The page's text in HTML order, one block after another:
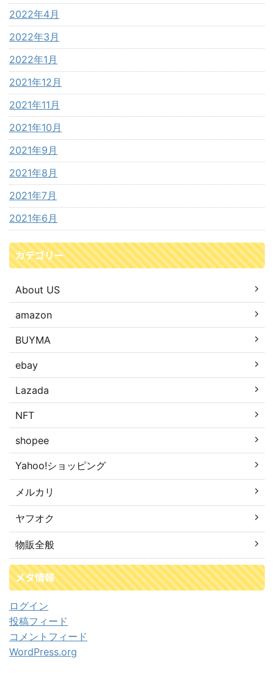
2022年4月
2022年3月
2022年1月
2021年12月
2021年11月
2021年10月
2021年9月
2021年8月
2021年7月
2021年6月
カテゴリー
About US
amazon
BUYMA
ebay
Lazada
NFT
shopee
Yahoo!ショッピング
メルカリ
ヤフオク
物販全般
メタ情報
ログイン
投稿フィード
コメントフィード
WordPress.org